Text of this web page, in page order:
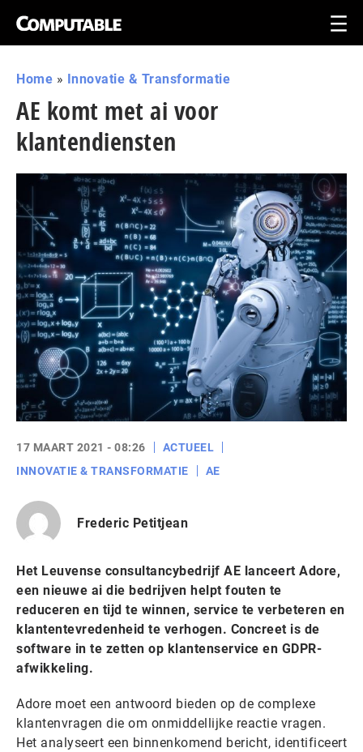
Home » Innovatie & Transformatie
AE komt met ai voor
klantendiensten
17 MAART 2021 - 08:26
ACTUEEL
INNOVATIE & TRANSFORMATIE
AE
Frederic Petitjean
Het Leuvense consultancybedrijf AE lanceert Adore,
een nieuwe ai die bedrijven helpt fouten te
reduceren en tijd te winnen, service te verbeteren en
klantentevredenheid te verhogen. Concreet is de
software in te zetten op klantenservice en GDPR-
afwikkeling.
Adore moet een antwoord bieden op de complexe
klantenvragen die om onmiddellijke reactie vragen.
Het analyseert een binnenkomend bericht, identificeert